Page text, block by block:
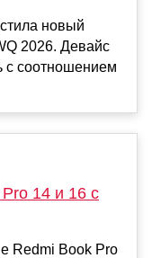
новый
2026. Девайс
с соотношением
14 и 16 с
Redmi Book Pro